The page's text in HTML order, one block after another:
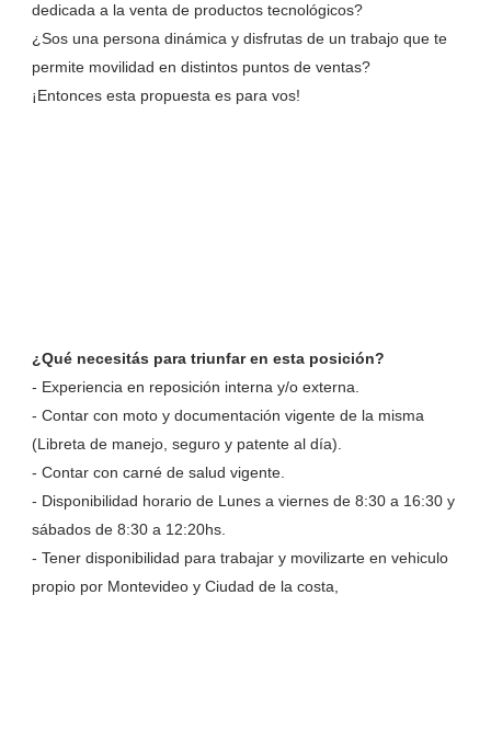
dedicada a la venta de productos tecnológicos?
¿Sos una persona dinámica y disfrutas de un trabajo que te
permite movilidad en distintos puntos de ventas?
¡Entonces esta propuesta es para vos!
¿Qué necesitás para triunfar en esta posición?
- Experiencia en reposición interna y/o externa.
- Contar con moto y documentación vigente de la misma
(Libreta de manejo, seguro y patente al día).
- Contar con carné de salud vigente.
- Disponibilidad horario de Lunes a viernes de 8:30 a 16:30 y
sábados de 8:30 a 12:20hs.
- Tener disponibilidad para trabajar y movilizarte en vehiculo
propio por Montevideo y Ciudad de la costa,